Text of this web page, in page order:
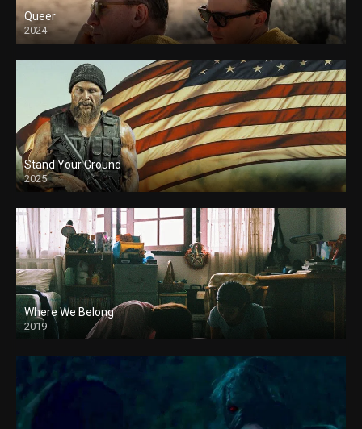
Queer
2024
Stand Your Ground
2025
Where We Belong
2019